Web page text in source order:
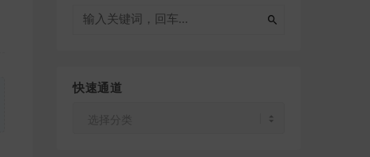
快速通道